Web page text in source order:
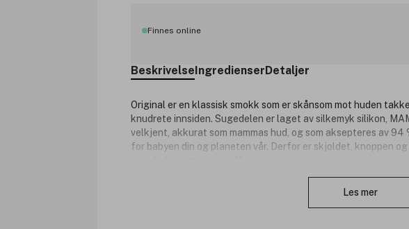
Finnes online
BeskrivelseIngredienserDetaljer
Original er en klassisk smokk som er skånsom mot huden
knudrete innsiden. Sugedelen er laget av silkemyk silikon,
velkjent, akkurat som mammas hud, og som aksepteres av 94
for babyen din og planeten vår. Derfor er skjoldet, knoppen
Les mer